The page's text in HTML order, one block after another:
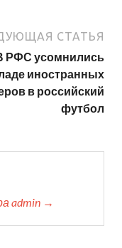
СТАТЬЯ
РФС усомнились
иностранных
в российский
футбол
admin →